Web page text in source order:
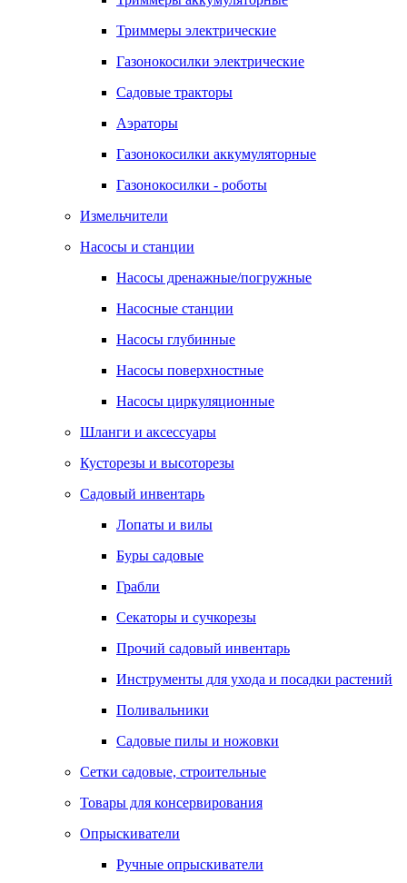
Триммеры электрические
Газонокосилки электрические
Садовые тракторы
Аэраторы
Газонокосилки аккумуляторные
Газонокосилки - роботы
Измельчители
Насосы и станции
Насосы дренажные/погружные
Насосные станции
Насосы глубинные
Насосы поверхностные
Насосы циркуляционные
Шланги и аксессуары
Кусторезы и высоторезы
Садовый инвентарь
Лопаты и вилы
Буры садовые
Грабли
Секаторы и сучкорезы
Прочий садовый инвентарь
Инструменты для ухода и посадки растений
Поливальники
Садовые пилы и ножовки
Сетки садовые, строительные
Товары для консервирования
Опрыскиватели
Ручные опрыскиватели